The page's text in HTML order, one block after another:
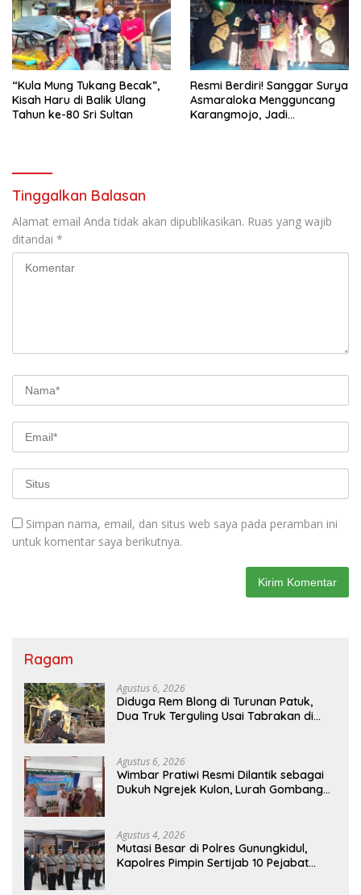
“Kula Mung Tukang Becak”,
Kisah Haru di Balik Ulang
Tahun ke-80 Sri Sultan
Resmi Berdiri! Sanggar Surya
Asmaraloka Mengguncang
Karangmojo, Jadi
Tinggalkan Balasan
Alamat email Anda tidak akan dipublikasikan. Ruas yang wajib
ditandai *
Simpan nama, email, dan situs web saya pada peramban ini
untuk komentar saya berikutnya.
Ragam
Agustus 6, 2026
Diduga Rem Blong di Turunan Patuk,
Dua Truk Terguling Usai Tabrakan di
Agustus 6, 2026
Wimbar Pratiwi Resmi Dilantik sebagai
Dukuh Ngrejek Kulon, Lurah Gombang
Agustus 4, 2026
Mutasi Besar di Polres Gunungkidul,
Kapolres Pimpin Sertijab 10 Pejabat